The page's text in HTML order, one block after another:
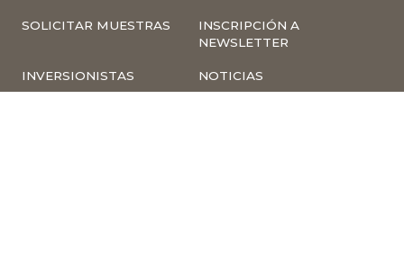
SOLICITAR MUESTRAS
INSCRIPCIÓN A
NEWSLETTER
INVERSIONISTAS NOTICIAS